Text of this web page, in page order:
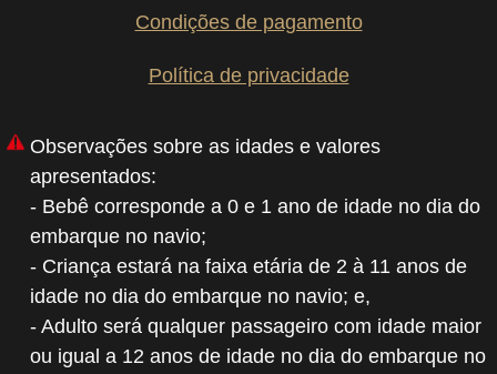
Condições de pagamento
Política de privacidade
Observações sobre as idades e valores
apresentados:
- Bebê corresponde a 0 e 1 ano de idade no dia do
embarque no navio;
- Criança estará na faixa etária de 2 à 11 anos de
idade no dia do embarque no navio; e,
- Adulto será qualquer passageiro com idade maior
ou igual a 12 anos de idade no dia do embarque no